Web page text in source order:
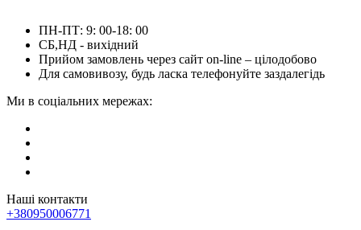
ПН-ПТ: 9: 00-18: 00
СБ,НД - вихідний
Прийом замовлень через сайт on-line – цілодобово
Для самовивозу, будь ласка телефонуйте заздалегідь
Ми в соціальних мережах:
Наші контакти
+380950006771